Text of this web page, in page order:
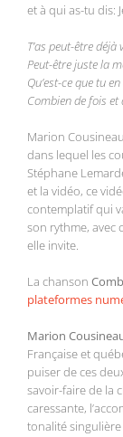
et à qui as-tu dis:
T’as peut-être
Peut-être juste la
Qu’est-ce que tu
Combien de fois et
Marion
dans lequel les
Stéphane
et la vidéo, ce
contemplatif qui
son rythme, avec
elle invite.
La chanson
plateformes
Marion
Française et
puiser de ces
savoir-faire de la
caressante,
tonalité singulière